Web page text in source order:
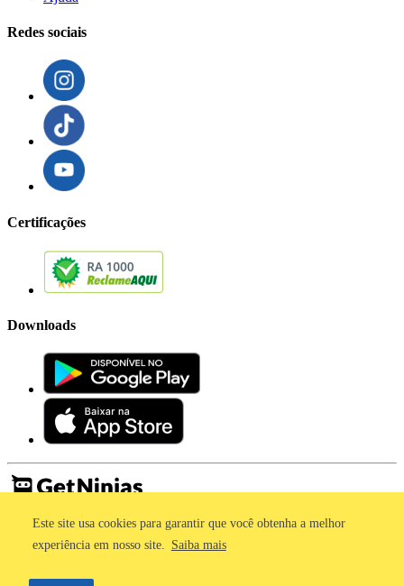
Este site usa cookies para garantir que você obtenha a melhor
experiência em nosso site. Saiba mais
Redes sociais
Certificações
Downloads
Imprensa
Termos de Uso